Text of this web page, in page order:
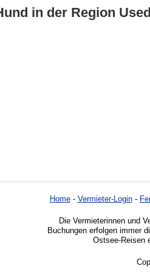
in der Region
Home- Vermieter-Login-
Die Vermieterinnen und
Buchungen erfolgen immer
Ostsee-Reisen